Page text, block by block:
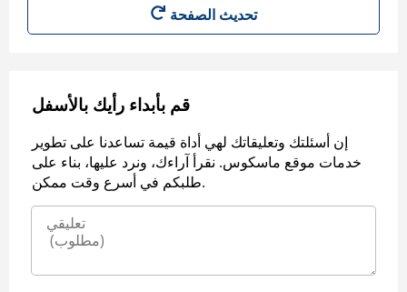
تحديث الصفحة
قم بأبداء رأيك بالأسفل
إن أسئلتك وتعليقاتك لهي أداة قيمة تساعدنا على تطوير
خدمات موقع ماسكوس. نقرأ آراءك، ونرد عليها، بناء على
طلبكم في أسرع وقت ممكن.